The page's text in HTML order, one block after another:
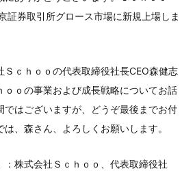
証券取引所グロース市場に新規上場しま
Ｓｃｈｏｏの代表取締役社長CEO森健志
ｏｏの事業および成長戦略についてお話
ではございますが、どうぞ最後までお付
、森さん、よろしくお願いします。
：株式会社Ｓｃｈｏｏ、代表取締役社